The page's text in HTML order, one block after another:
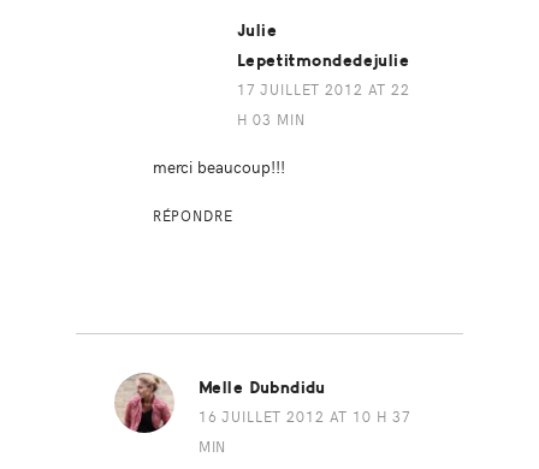
Julie
Lepetitmondedejulie
17 JUILLET 2012 AT 22
H 03 MIN
merci beaucoup!!!
RÉPONDRE
Melle Dubndidu
16 JUILLET 2012 AT 10 H 37
MIN